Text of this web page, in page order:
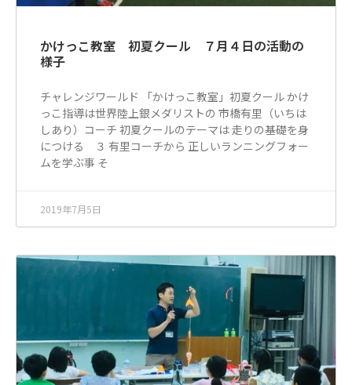
かけっこ教室 初夏クール ７月４日の活動の
様子
チャレンジワールド 「かけっこ教室」初夏クール かけ
っこ指導は世界陸上銀メダリストの 市橋有里（いちは
しあり）コーチ 初夏クールのテーマは 走りの基礎を身
につける ３ 有里コーチから 正しいランニングフォー
ムを学ぶ事 そ
2019年7月5日